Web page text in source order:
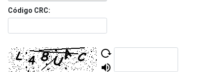
Código CRC: